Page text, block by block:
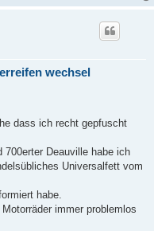
wechsel
dass ich recht gepfuscht
700erter Deauville habe ich
Universalfett vom
habe.
immer problemlos